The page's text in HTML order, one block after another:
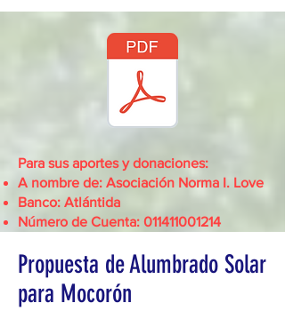
Para sus aportes y donaciones:
A nombre de: Asociación Norma I. Love
Banco: Atlántida
Número de Cuenta: 011411001214
Propuesta de Alumbrado Solar
para Mocorón